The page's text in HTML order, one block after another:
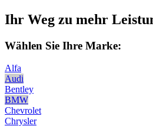
Ihr Weg zu mehr
Wählen Sie Ihre Marke:
Alfa
Audi
Bentley
BMW
Chevrolet
Chrysler